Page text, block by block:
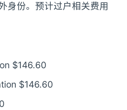
身份。预计过户相关费用
$146.60
$146.60